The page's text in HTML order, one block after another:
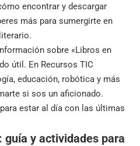
encontrar y descargar
más para sumergirte en
sobre «Libros en
útil. En Recursos TIC
educación, robótica y más
si sos un aficionado.
estar al día con las últimas
guía y actividades para